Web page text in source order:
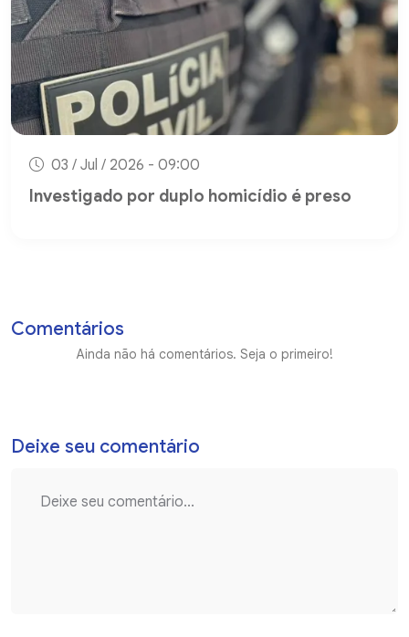
03 / Jul / 2026 - 09:00
Investigado por duplo homicídio é preso
Comentários
Ainda não há comentários. Seja o primeiro!
Deixe seu comentário